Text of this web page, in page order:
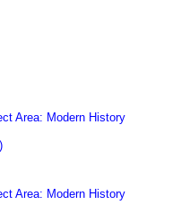
Area: Modern History
Area: Modern History